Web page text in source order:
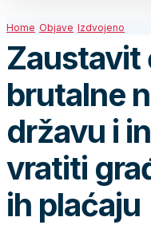
Home Objave Izdvojeno
Zaustavit
brutalne
državu i
vratiti
ih plaćaju